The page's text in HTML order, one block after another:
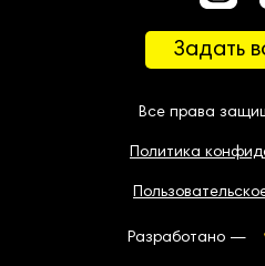
Задать
Все права
Политика
Разработано —